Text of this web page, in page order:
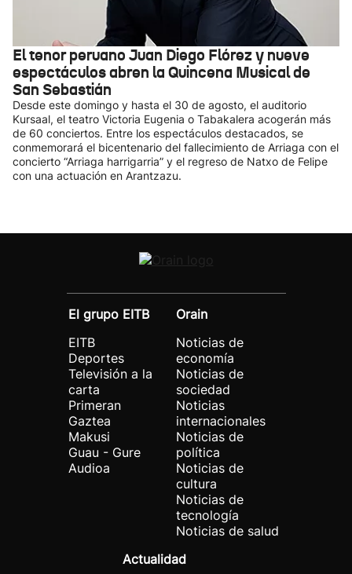
El tenor peruano Juan Diego Flórez y nueve
espectáculos abren la Quincena Musical de
San Sebastián
Desde este domingo y hasta el 30 de agosto, el auditorio
Kursaal, el teatro Victoria Eugenia o Tabakalera acogerán más
de 60 conciertos. Entre los espectáculos destacados, se
conmemorará el bicentenario del fallecimiento de Arriaga con el
concierto “Arriaga harrigarria” y el regreso de Natxo de Felipe
con una actuación en Arantzazu.
El grupo EITB
EITB
Deportes
Televisión a la
carta
Primeran
Gaztea
Makusi
Guau - Gure
Audioa
Orain
Noticias de
economía
Noticias de
sociedad
Noticias
internacionales
Noticias de
política
Noticias de
cultura
Noticias de
tecnología
Noticias de salud
Actualidad